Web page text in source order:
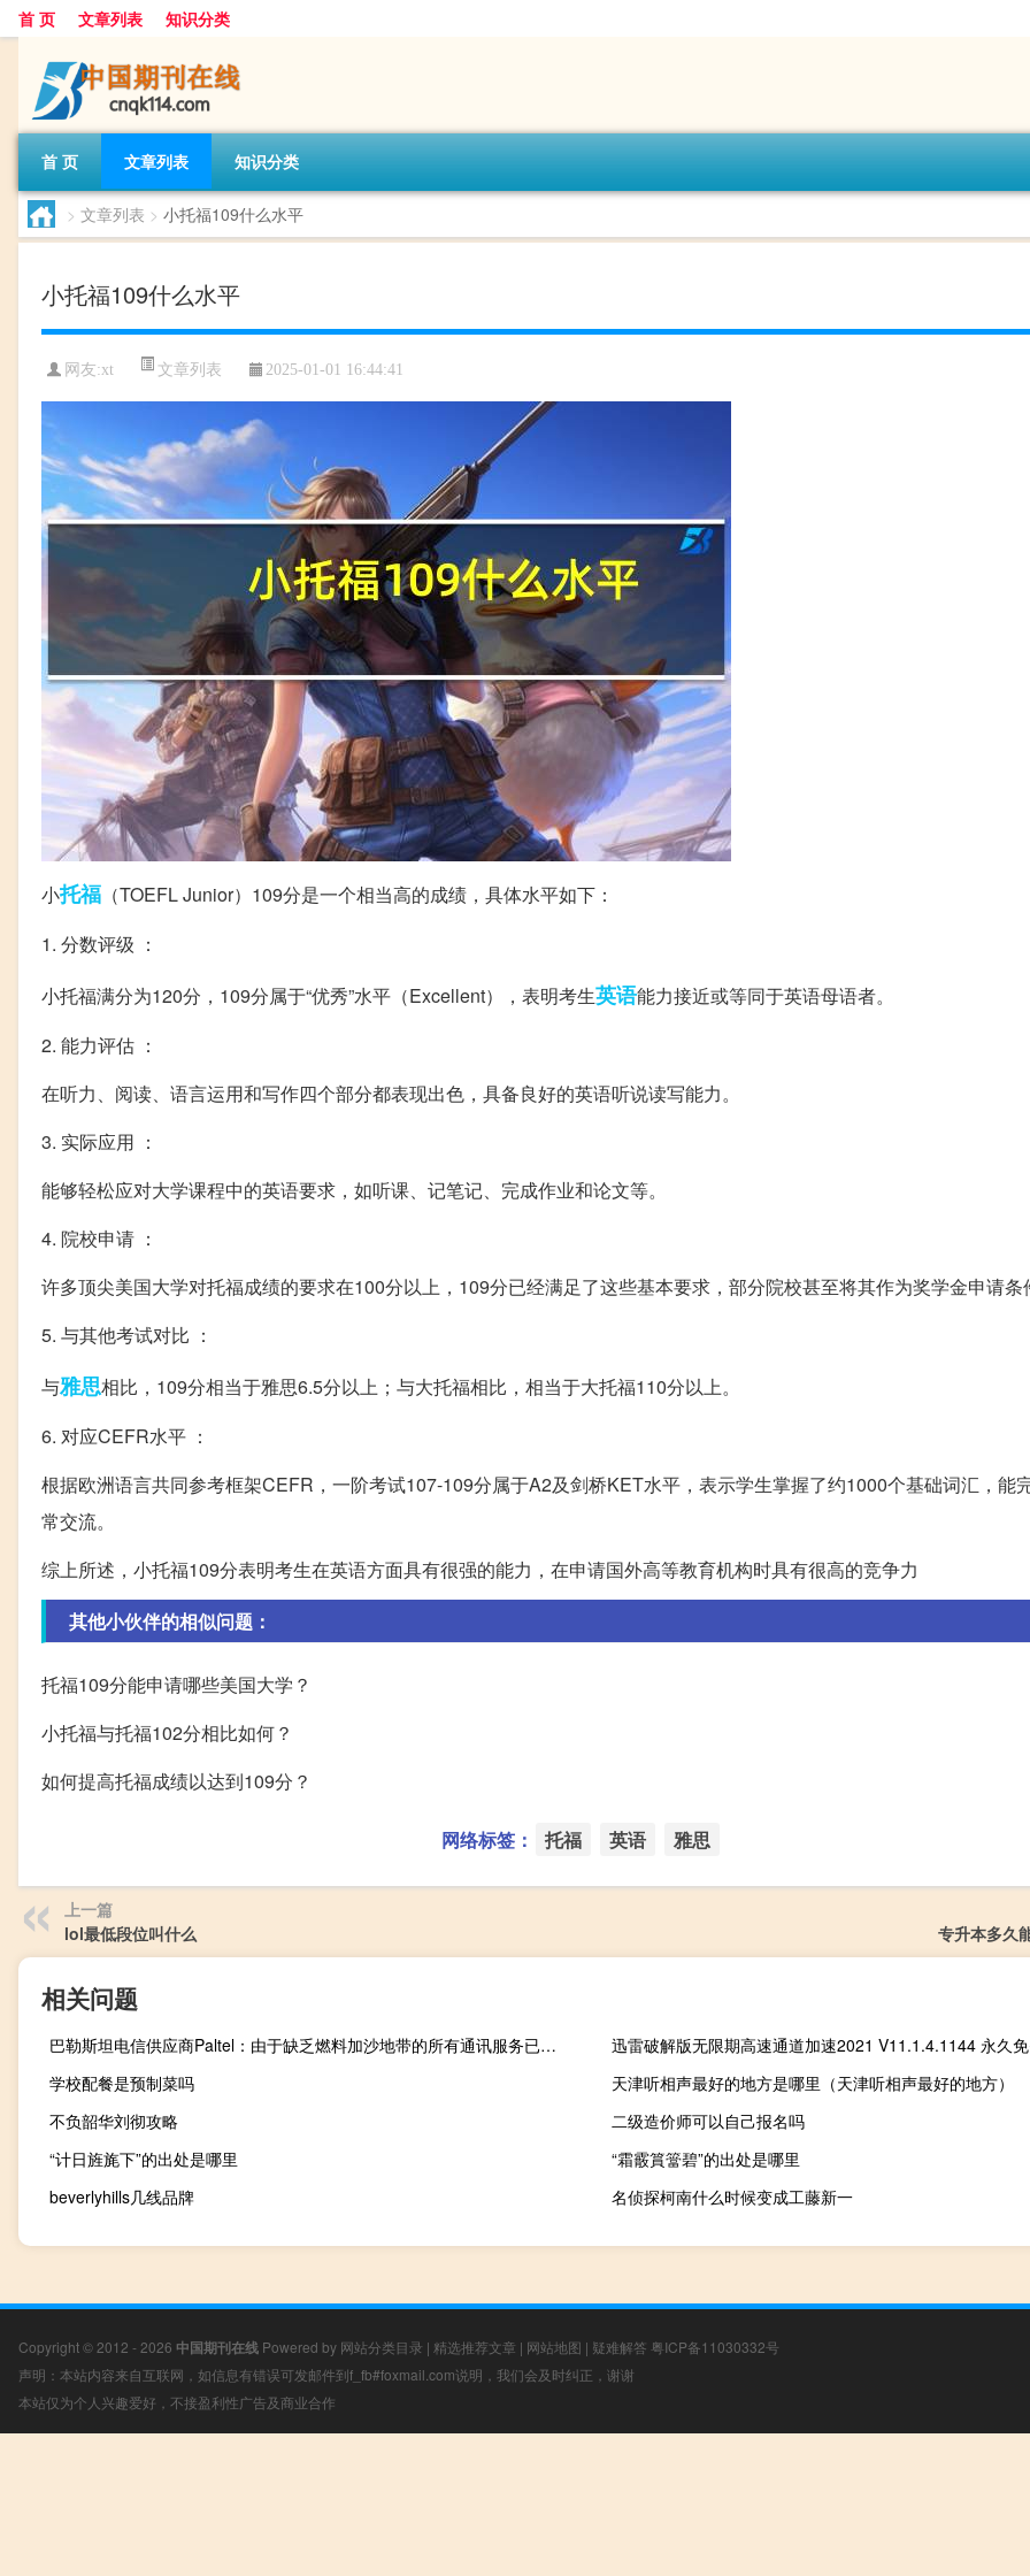
首 页 文章列表 知识分类
首 页 文章列表 知识分类
> 文章列表 > 小托福109什么水平
小托福109什么水平
网友:xt 文章列表 2025-01-01 16:44:41
小托福 （TOEFL Junior）109分是一个相当高的成绩，具体水平如下：
1. 分数评级 ：
小托福满分为120分，109分属于“优秀”水平（Excellent），表明考生英语能力接近或等同于英语母语者。
2. 能力评估 ：
在听力、阅读、语言运用和写作四个部分都表现出色，具备良好的英语听说读写能力。
3. 实际应用 ：
能够轻松应对大学课程中的英语要求，如听课、记笔记、完成作业和论文等。
4. 院校申请 ：
许多顶尖美国大学对托福成绩的要求在100分以上，109分已经满足了这些基本要求，部分院校甚至将其作为奖学金申请条
5. 与其他考试对比 ：
与雅思相比，109分相当于雅思6.5分以上；与大托福相比，相当于大托福110分以上。
6. 对应CEFR水平 ：
根据欧洲语言共同参考框架CEFR，一阶考试107-109分属于A2及剑桥KET水平，表示学生掌握了约1000个基础词汇，能
常交流。
综上所述，小托福109分表明考生在英语方面具有很强的能力，在申请国外高等教育机构时具有很高的竞争力
其他小伙伴的相似问题：
托福109分能申请哪些美国大学？
小托福与托福102分相比如何？
如何提高托福成绩以达到109分？
网络标签： 托福 英语 雅思
上一篇
lol最低段位叫什么
专升本多久
相关问题
巴勒斯坦电信供应商Paltel：由于缺乏燃料加沙地带的所有通讯服务已中断
学校配餐是预制菜吗
天津听相声最好的地方是哪里（天津听相声最好的地方）
不负韶华刘彻攻略
二级造价师可以自己报名吗
“计日旌旄下”的出处是哪里
“霜霰篔簹碧”的出处是哪里
beverlyhills几线品牌
名侦探柯南什么时候变成工藤新一
Copyright © 2012 - 2026 中国期刊在线 Powered by 网站分类目录 | 精选推荐文章 | 网站地图 | 疑难解答 粤ICP备11030332号
声明：本站内容来自互联网，如信息有错误可发邮件到f_fb#foxmail.com说明，我们会及时纠正，谢谢
本站仅为个人兴趣爱好，不接盈利性广告及商业合作